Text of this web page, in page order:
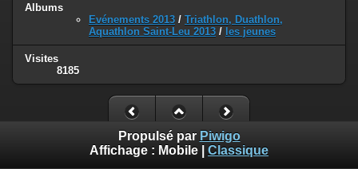
Albums
Evénements 2013 / Triathlon, Duathlon,
Aquathlon Saint-Leu 2013 / les jeunes
Visites
8185
Propulsé par Piwigo
Affichage : Mobile Classique